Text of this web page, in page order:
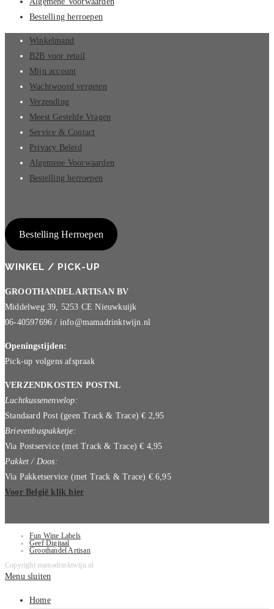
Bestelling herroepen
Winkelmand
B2B voor retail
Mijn account
Wachtwoord vergeten
Verzending
Meest Gestelde Vragen
Service & Contact
Privacy Beleid
Algemene Voorwaarden
Bestelling herroepen
Bestelling Herroepen
WINKEL / PICK-UP
GROOTHANDEL ARTISAN BV
Middelweg 39, 5253 CE Nieuwkuijk
06-40597696 / info@mamadrinktwijn.nl
Openingstijden:
Pick-up volgens afspraak
VERZENDKOSTEN POSTNL
Luchtkussenenvelop:
Standaard Post (geen Track & Trace) € 2,95
Brievenbuspakketje:
Via Postservice (met Track & Trace) € 4,95
Pakket / Doos:
Via Pakketservice (met Track & Trace) € 6,95
Voor België klik hier
Fun Wine Labels
Geef Digitaal
Groothandel Artisan
Copyright mamadrinktwijn.nl
Menu sluiten
Home